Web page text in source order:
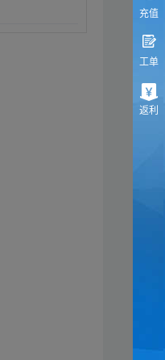
充值
工单
返利